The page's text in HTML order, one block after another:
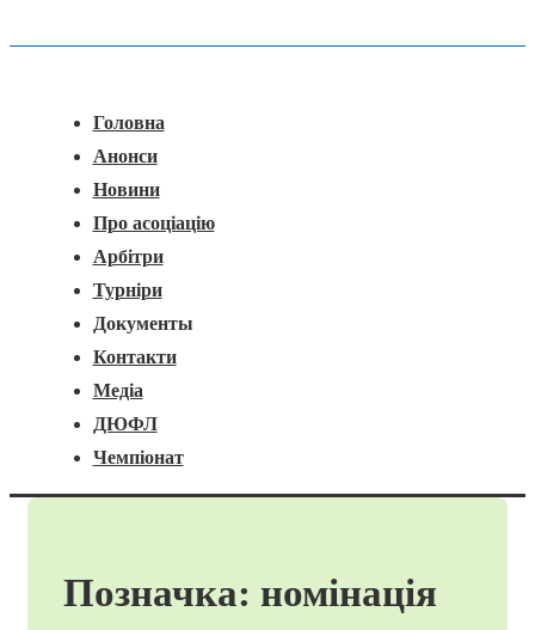
Головна
Анонси
Новини
Про асоціацію
Арбітри
Турніри
Документы
Контакти
Медіа
ДЮФЛ
Чемпіонат
Позначка: номінація